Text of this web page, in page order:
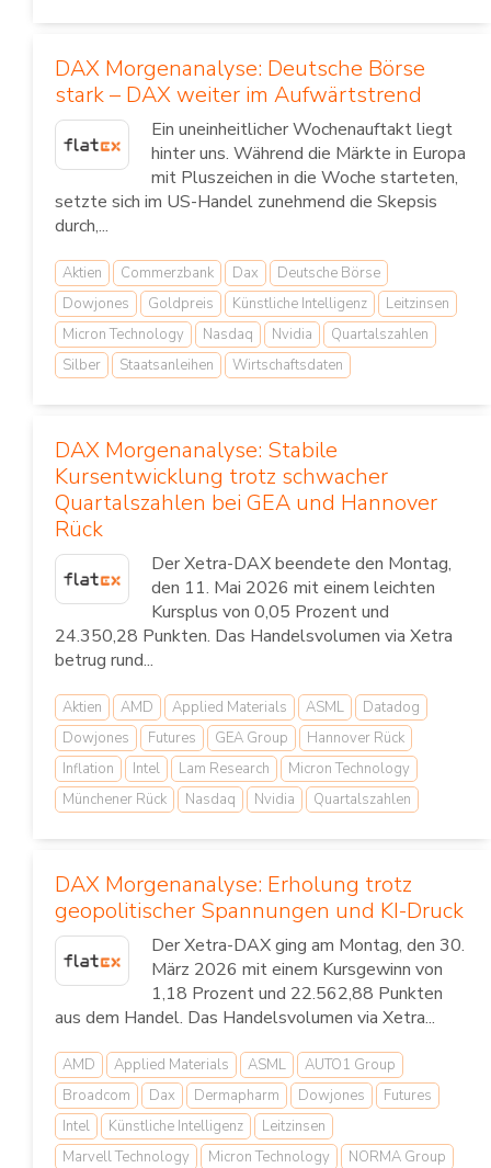
DAX Morgenanalyse: Deutsche Börse
stark – DAX weiter im Aufwärtstrend
Ein uneinheitlicher Wochenauftakt liegt
hinter uns. Während die Märkte in Europa
mit Pluszeichen in die Woche starteten,
setzte sich im US-Handel zunehmend die Skepsis
durch,...
Aktien Commerzbank Dax
Deutsche Börse
Dowjones
Goldpreis Künstliche Intelligenz
Leitzinsen
Micron Technology
Nasdaq Nvidia
Quartalszahlen
Silber
Staatsanleihen Wirtschaftsdaten
DAX Morgenanalyse: Stabile
Kursentwicklung trotz schwacher
Quartalszahlen bei GEA und Hannover
Rück
Der Xetra-DAX beendete den Montag,
den 11. Mai 2026 mit einem leichten
Kursplus von 0,05 Prozent und
24.350,28 Punkten. Das Handelsvolumen via Xetra
betrug rund...
Aktien AMD Applied Materials ASML
Datadog
Dowjones
Futures GEA Group
Hannover Rück
Inflation
Intel Lam Research
Micron Technology
Münchener Rück
Nasdaq Nvidia Quartalszahlen
DAX Morgenanalyse: Erholung trotz
geopolitischer Spannungen und KI-Druck
Der Xetra-DAX ging am Montag, den 30.
März 2026 mit einem Kursgewinn von
1,18 Prozent und 22.562,88 Punkten
aus dem Handel. Das Handelsvolumen via Xetra...
AMD Applied Materials ASML
AUTO1 Group
Broadcom
Dax Dermapharm Dowjones
Futures
Intel
Künstliche Intelligenz
Leitzinsen
Marvell Technology
Micron Technology
NORMA Group